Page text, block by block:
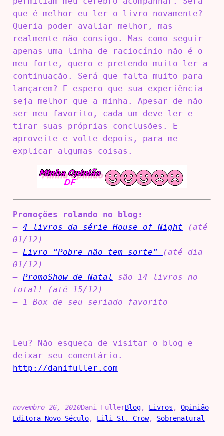
que é melhor eu ler o livro novamente?
Queria poder avaliar melhor, mas
realmente não consigo. Mas como seguir
apenas uma linha de raciocínio não é o
meu forte, quero e pretendo muito ler a
continuação. Será que falta muito para
lançarem? E espero que sua experiência
seja melhor que a minha. Apesar de não
ser meu favorito, cada um deve ler e
tirar suas próprias conclusões. E
aproveite e volte depois, para me
explicar algumas coisas.
Promoções rolando no blog:
– 4 livros da série House of Night (até
01/12)
– Livro “Pobre não tem sorte”
(até dia
01/12)
– PromoShow de Natal
são 14 livros no
total! (até 15/12)
– 1 Box de seu seriado favorito
Leu? Não esqueça de visitar o blog e
deixar seu comentário.
http://danifuller.com
novembro 26, 2010Dani FullerBlog, Livros , Opinião
Editora Novo Século, Lili St. Crow, Sobrenatural